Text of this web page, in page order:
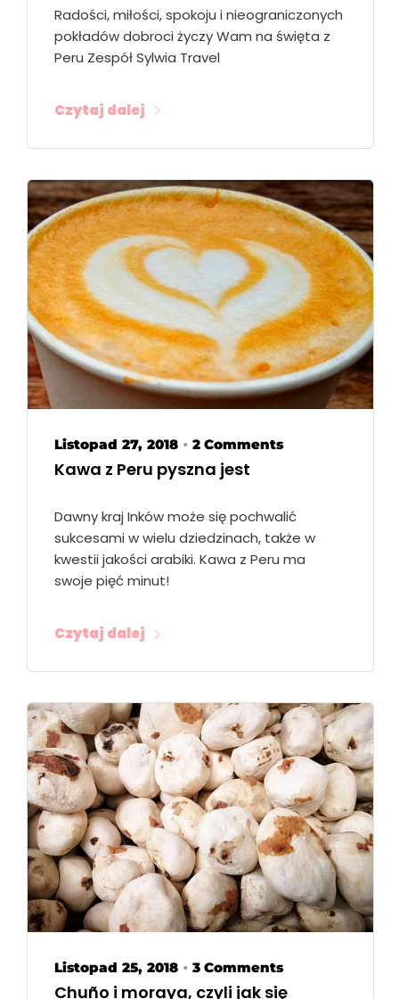
Radości, miłości, spokoju i nieograniczonych
pokładów dobroci życzy Wam na święta z
Peru Zespół Sylwia Travel
Czytaj dalej
Listopad 27, 2018 • 2 Comments
Kawa z Peru pyszna jest
Dawny kraj Inków może się pochwalić
sukcesami w wielu dziedzinach, także w
kwestii jakości arabiki. Kawa z Peru ma
swoje pięć minut!
Czytaj dalej
Listopad 25, 2018 • 3 Comments
Chuño i moraya, czyli jak się